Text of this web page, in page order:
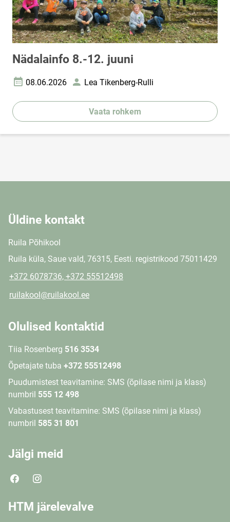
Nädalainfo 8.-12. juuni
Loomise kuupäev
08.06.2026 AutorLea Tikenberg-Rulli
Vaata rohkem
Üldine kontakt
Ruila Põhikool
Ruila küla, Saue vald, 76315, Eesti. registrikood 75011429
+372 6078736, +372 55512498
ruilakool@ruilakool.ee
Olulised kontaktid
Tiia Rosenberg 516 3534
Õpetajate tuba +372 55512498
Puudumistest teavitamine: SMS (õpilase nimi ja klass)
numbril 555 12 498
Vabastusest teavitamine: SMS (õpilase nimi ja klass)
numbril 585 31 801
Jälgi meid
HTM järelevalve